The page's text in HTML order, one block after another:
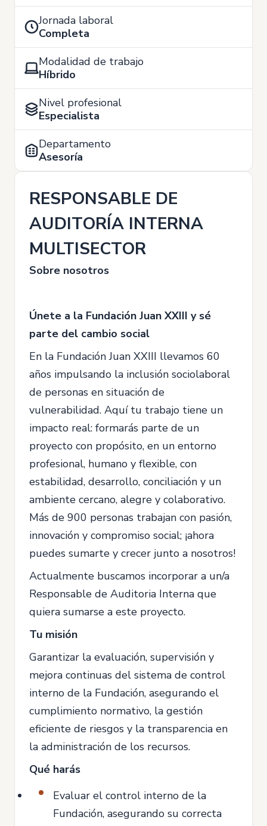
Jornada laboral
Completa
Modalidad de trabajo
Híbrido
Nivel profesional
Especialista
Departamento
Asesoría
RESPONSABLE DE
AUDITORÍA INTERNA
MULTISECTOR
Sobre nosotros
Únete a la Fundación Juan XXIII y sé
parte del cambio social
En la Fundación Juan XXIII llevamos 60
años impulsando la inclusión sociolaboral
de personas en situación de
vulnerabilidad. Aquí tu trabajo tiene un
impacto real: formarás parte de un
proyecto con propósito, en un entorno
profesional, humano y flexible, con
estabilidad, desarrollo, conciliación y un
ambiente cercano, alegre y colaborativo.
Más de 900 personas trabajan con pasión,
innovación y compromiso social; ¡ahora
puedes sumarte y crecer junto a nosotros!
Actualmente buscamos incorporar a un/a
Responsable de Auditoria Interna que
quiera sumarse a este proyecto.
Tu misión
Garantizar la evaluación, supervisión y
mejora continuas del sistema de control
interno de la Fundación, asegurando el
cumplimiento normativo, la gestión
eficiente de riesgos y la transparencia en
la administración de los recursos.
Qué harás
Evaluar el control interno de la
Fundación, asegurando su correcta